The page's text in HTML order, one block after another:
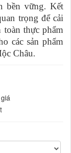
bền vững. Kết
trọng để cải
toàn thực phẩm
các sản phẩm
Châu.